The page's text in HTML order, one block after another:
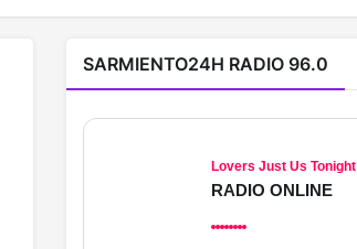
SARMIENTO24H RADIO 96.0
Lovers Just Us Tonight
RADIO ONLINE